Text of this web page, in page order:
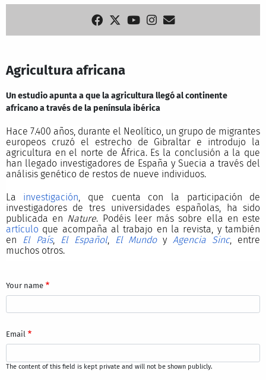
Agricultura africana
Un estudio apunta a que la agricultura llegó al continente
africano a través de la península ibérica
Hace 7.400 años, durante el Neolítico, un grupo de migrantes
europeos cruzó el estrecho de Gibraltar e introdujo la
agricultura en el norte de África. Es la conclusión a la que
han llegado investigadores de España y Suecia a través del
análisis genético de restos de nueve individuos.
La investigación , que cuenta con la participación de
investigadores de tres universidades españolas, ha sido
publicada en Nature. Podéis leer más sobre ella en este
artículo que acompaña al trabajo en la revista, y también
en
El País, El Español, El Mundoy Agencia Sinc, entre
muchos otros.
Your name
Email
The content of this field is kept private and will not be shown publicly.